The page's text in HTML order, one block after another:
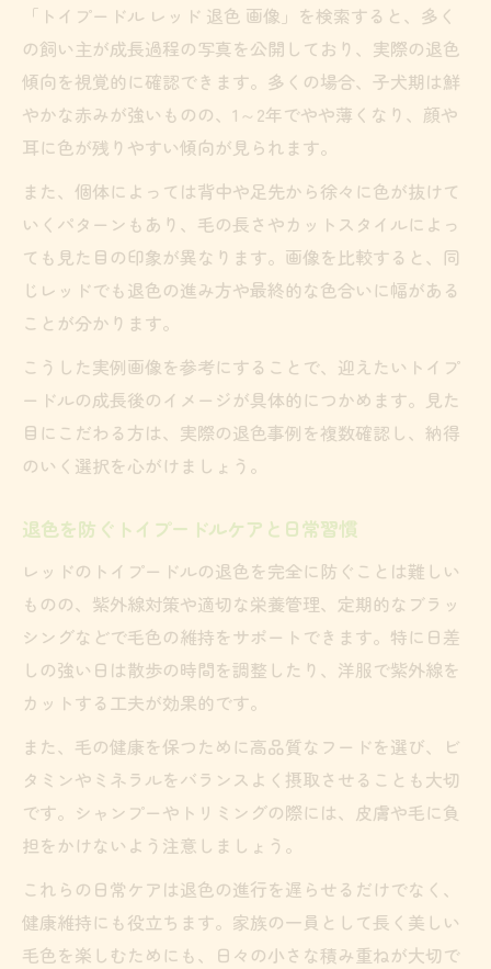
「トイプードル レッド 退色 画像」を検索すると、多く
の飼い主が成長過程の写真を公開しており、実際の退色
傾向を視覚的に確認できます。多くの場合、子犬期は鮮
やかな赤みが強いものの、1～2年でやや薄くなり、顔や
耳に色が残りやすい傾向が見られます。
また、個体によっては背中や足先から徐々に色が抜けて
いくパターンもあり、毛の長さやカットスタイルによっ
ても見た目の印象が異なります。画像を比較すると、同
じレッドでも退色の進み方や最終的な色合いに幅がある
ことが分かります。
こうした実例画像を参考にすることで、迎えたいトイプ
ードルの成長後のイメージが具体的につかめます。見た
目にこだわる方は、実際の退色事例を複数確認し、納得
のいく選択を心がけましょう。
退色を防ぐトイプードルケアと日常習慣
レッドのトイプードルの退色を完全に防ぐことは難しい
ものの、紫外線対策や適切な栄養管理、定期的なブラッ
シングなどで毛色の維持をサポートできます。特に日差
しの強い日は散歩の時間を調整したり、洋服で紫外線を
カットする工夫が効果的です。
また、毛の健康を保つために高品質なフードを選び、ビ
タミンやミネラルをバランスよく摂取させることも大切
です。シャンプーやトリミングの際には、皮膚や毛に負
担をかけないよう注意しましょう。
これらの日常ケアは退色の進行を遅らせるだけでなく、
健康維持にも役立ちます。家族の一員として長く美しい
毛色を楽しむためにも、日々の小さな積み重ねが大切で